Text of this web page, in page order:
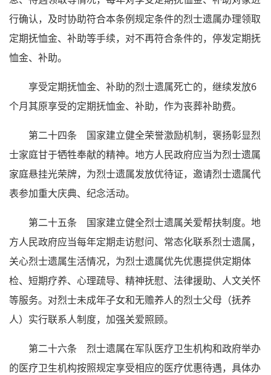
行确认，及时协助符合本条例规定条件的烈士遗属办理领取
定期抚恤金、补助等手续，对不再符合条件的，停发定期抚
恤金、补助。
享受定期抚恤金、补助的烈士遗属死亡的，继续发放6
个月其原享受的定期抚恤金、补助，作为丧葬补助费。
第二十四条 国家建立健全荣誉激励机制，褒扬彰显烈
士家庭甘于牺牲奉献的精神。地方人民政府应当为烈士遗属
家庭悬挂光荣牌，为烈士遗属发放优待证，邀请烈士遗属代
表参加重大庆典、纪念活动。
第二十五条 国家建立健全烈士遗属关爱帮扶制度。地
方人民政府应当每年定期走访慰问、常态化联系烈士遗属，
关心烈士遗属生活情况，为烈士遗属优先优惠提供定期体
检、短期疗养、心理疏导、精神抚慰、法律援助、人文关怀
等服务。对烈士未成年子女和无赡养人的烈士父母（抚养
人）实行联系人制度，加强关爱照顾。
第二十六条 烈士遗属在军队医疗卫生机构和政府举办
的医疗卫生机构按照规定享受相应的医疗优惠待遇，具体办